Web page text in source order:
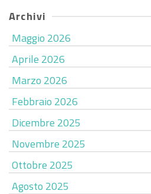
Archivi
Maggio 2026
Aprile 2026
Marzo 2026
Febbraio 2026
Dicembre 2025
Novembre 2025
Ottobre 2025
Agosto 2025